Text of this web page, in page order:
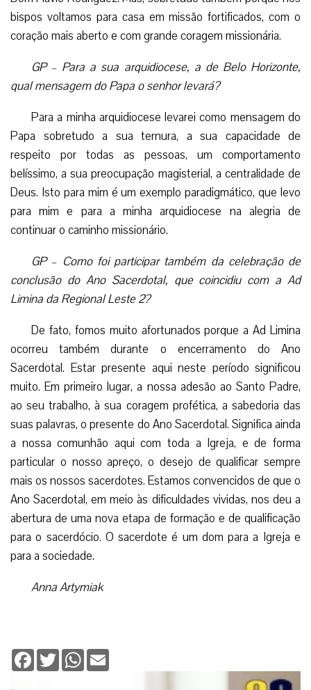
Dom Flávio Rodriguez. Mas, sobretudo também porque nós
bispos voltamos para casa em missão fortificados, com o
GP – Para a sua arquidiocese, a de Belo Horizonte,
Para a minha arquidiocese levarei como mensagem do
Papa sobretudo a sua ternura, a sua capacidade de
respeito por todas as pessoas, um comportamento
belíssimo, a sua preocupação magisterial, a centralidade de
Deus. Isto para mim é um exemplo paradigmático, que levo
para mim e para a minha arquidiocese na alegria de
GP – Como foi participar também da celebração de
conclusão do Ano Sacerdotal, que coincidiu com a Ad
De fato, fomos muito afortunados porque a Ad Limina
ocorreu também durante o encerramento do Ano
Sacerdotal. Estar presente aqui neste período significou
muito. Em primeiro lugar, a nossa adesão ao Santo Padre,
ao seu trabalho, à sua coragem profética, a sabedoria das
suas palavras, o presente do Ano Sacerdotal. Significa ainda
a nossa comunhão aqui com toda a Igreja, e de forma
particular o nosso apreço, o desejo de qualificar sempre
mais os nossos sacerdotes. Estamos convencidos de que o
Ano Sacerdotal, em meio às dificuldades vividas, nos deu a
abertura de uma nova etapa de formação e de qualificação
para o sacerdócio. O sacerdote é um dom para a Igreja e
FacebookTwitterWhatsApp